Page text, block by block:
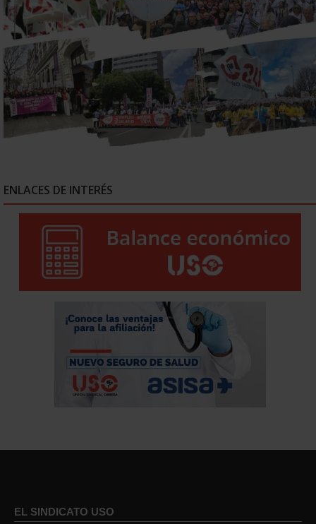
ENLACES DE INTERÉS
EL SINDICATO USO